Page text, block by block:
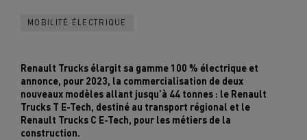
MOBILITÉ ÉLECTRIQUE
Renault Trucks élargit sa gamme 100 % électrique et
annonce, pour 2023, la commercialisation de deux
nouveaux modèles allant jusqu’à 44 tonnes : le Renault
Trucks T E-Tech, destiné au transport régional et le
Renault Trucks C E-Tech, pour les métiers de la
construction.